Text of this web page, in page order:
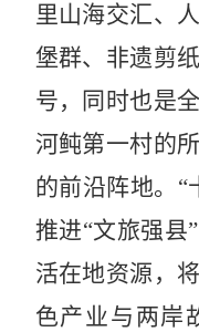
里山海交汇、
堡群、非遗剪
号，同时也是
河鲀第一村的
的前沿阵地。“
推进“文旅强县
活在地资源，
色产业与两岸